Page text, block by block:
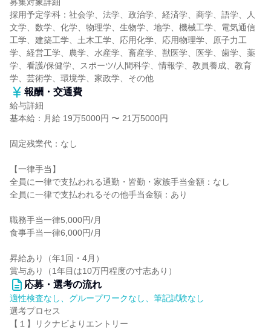
採用予定学科：社会学、法学、政治学、経済学、商学、語学、人
文学、数学、化学、物理学、生物学、地学、機械工学、電気通信
工学、建築工学、土木工学、応用化学、応用物理学、原子力工
学、経営工学、農学、水産学、畜産学、獣医学、医学、歯学、薬
学、看護/保健学、スポーツ/人間科学、情報学、教員養成、教育
学、芸術学、環境学、家政学、その他
報酬・交通費
給与詳細
基本給：月給 19万5000円 〜 21万5000円
固定残業代：なし
【一律手当】
全員に一律で支払われる通勤・皆勤・家族手当金額：なし
全員に一律で支払われるその他手当金額：あり
職務手当一律5,000円/月
食事手当一律6,000円/月
昇給あり（年1回・4月）
賞与あり（1年目は10万円程度の寸志あり）
応募・選考の流れ
適性検査なし、グループワークなし、筆記試験なし
選考プロセス
【１】リクナビよりエントリー